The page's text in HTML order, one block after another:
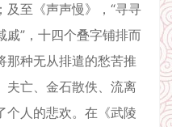
及至《声声慢》，“寻寻
戚”，十四个叠字铺排而
那种无从排遣的愁苦推
夫亡、金石散佚、流离
个人的悲欢。在《武陵